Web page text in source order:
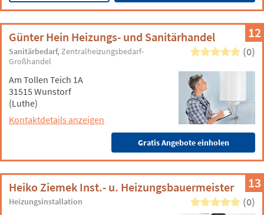
12
Günter Hein Heizungs- und Sanitärhandel
Sanitärbedarf Zentralheizungsbedarf-
Großhandel
(0)
Am Tollen Teich 1A
31515 Wunstorf
(Luthe)
Kontaktdetails anzeigen
Gratis Angebote einholen
13
Heiko Ziemek Inst.- u. Heizungsbauermeister
Heizungsinstallation (0)